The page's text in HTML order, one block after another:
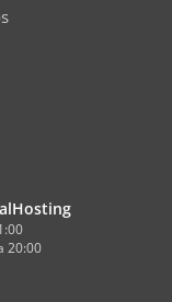
20:00